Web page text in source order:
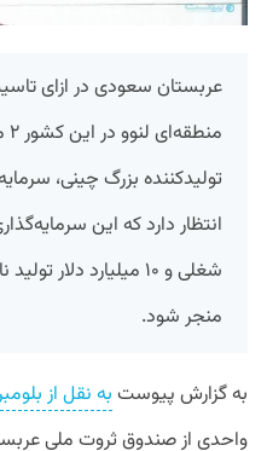
عربستان سعودی در ازای
تولید‌کننده بزرگ چینی،
منجر شود.
به گزارش پیوستبه نقل از
واحدی از صندوق ثروت ملی